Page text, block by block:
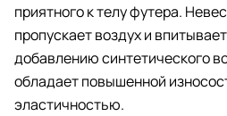
приятного к телу футера.
пропускает воздух и
добавлению синтетического
обладает повышенной
эластичностью.